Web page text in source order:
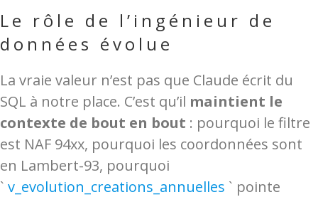
Le rôle de l’ingénieur de
données évolue
La vraie valeur n’est pas que Claude écrit du
SQL à notre place. C’est qu’il maintient le
contexte de bout en bout : pourquoi le filtre
est NAF 94xx, pourquoi les coordonnées sont
en Lambert-93, pourquoi
` v_evolution_creations_annuelles ` pointe